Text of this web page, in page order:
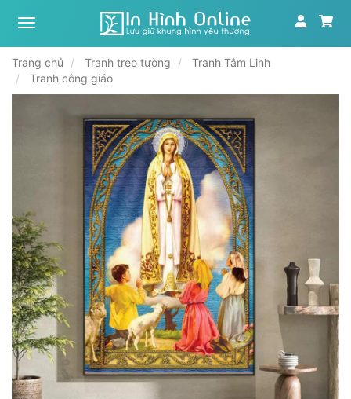
Xưởng
ảnh
theo
yêu
Trang chủ Tranh treo tường
Tranh Tâm Linh
Tranh công giáo